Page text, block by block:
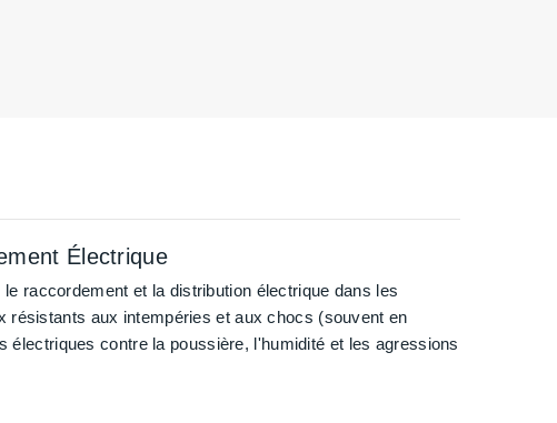
Électrique
raccordement et la distribution électrique dans les
résistants aux intempéries et aux chocs (souvent en
électriques contre la poussière, l'humidité et les agressions